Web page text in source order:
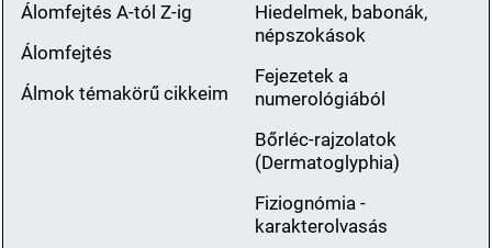
Álomfejtés A-tól Z-ig
Álomfejtés
Álmok témakörű cikkeim
Hiedelmek, babonák,
népszokások
Fejezetek a
numerológiából
Bőrléc-rajzolatok
(Dermatoglyphia)
Fiziognómia -
karakterolvasás